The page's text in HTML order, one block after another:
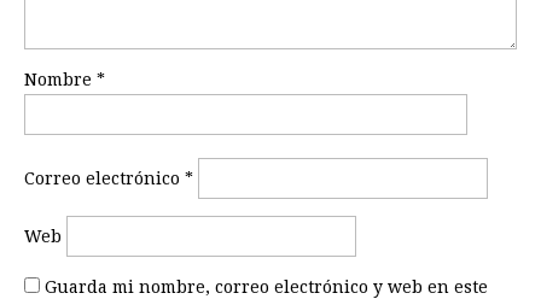
Nombre *
Correo electrónico *
Web
Guarda mi nombre, correo electrónico y web en este